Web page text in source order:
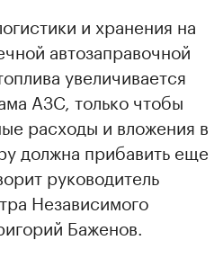
и хранения на
автозаправочной
увеличивается
АЗС, только чтобы
расходы и вложения в
должна прибавить еще
руководитель
Независимого
Баженов.